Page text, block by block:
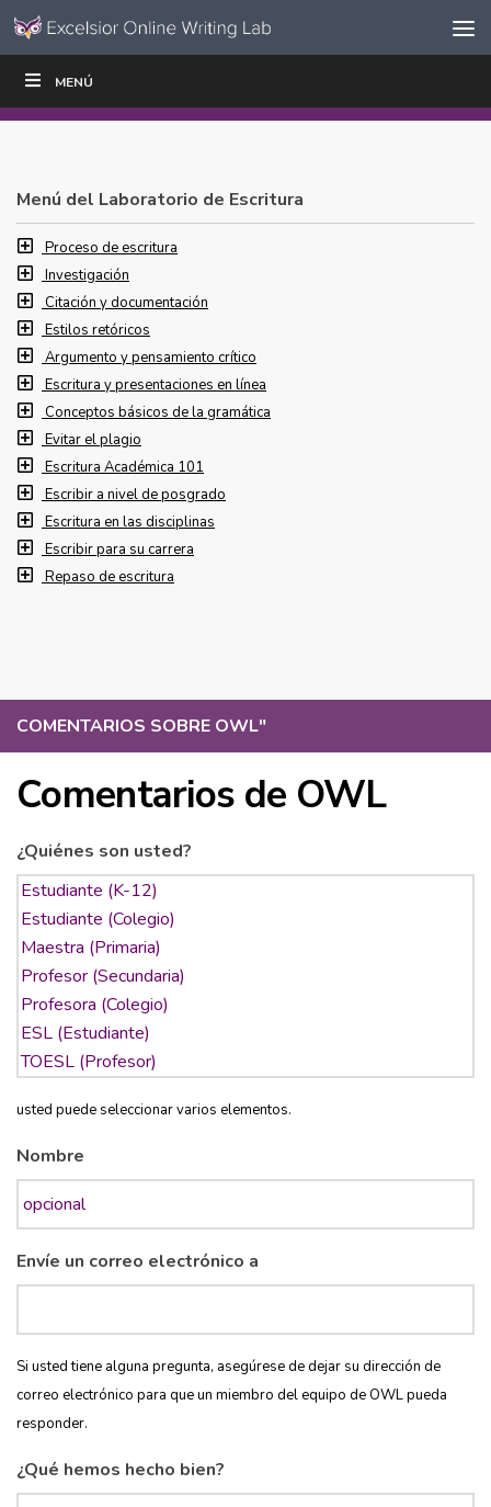
Ir al contenido
navegación
MENÚ
COMENTARIOS SOBRE OWL"
Comentarios de OWL
¿Quiénes son usted?
usted puede seleccionar varios elementos.
Nombre
Envíe un correo electrónico a
Si usted tiene alguna pregunta, asegúrese de dejar su dirección de
correo electrónico para que un miembro del equipo de OWL pueda
responder.
¿Qué hemos hecho bien?
ESCRIBIR
Menú del Laboratorio de Escritura
Proceso de escritura
Investigación
Citación y documentación
Estilos retóricos
Argumento y pensamiento crítico
Escritura y presentaciones en línea
Conceptos básicos de la gramática
Evitar el plagio
Escritura Académica 101
Escribir a nivel de posgrado
Escritura en las disciplinas
Escribir para su carrera
Repaso de escritura